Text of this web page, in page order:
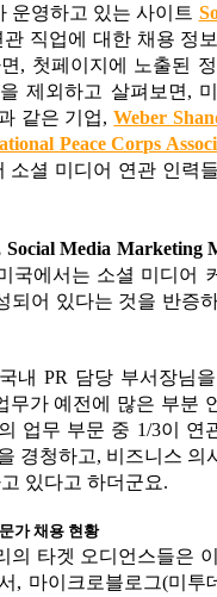
운영하고 있는 사이트
관 직업에 대한 채용 정
, 첫페이지에 노출된
제외하고 살펴보면,
같은 기업, Weber
Peace Corps
소셜 미디어 연관 인력
Social Media Marketing
국에서는 소셜 미디어
되어 있다는 것을 반증
내 PR 담당 부서장님
무가 예전에 많은 부분
업무 부문 중 1/3이 연
경청하고, 비즈니스 의
있다고 하더군요.
가 채용 현황
의 타겟 오디언스들은
, 마이크로블로그(미투